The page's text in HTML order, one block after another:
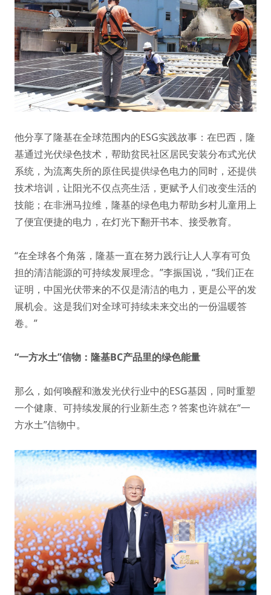
他分享了隆基在全球范围内的ESG实践故事：在巴西，隆
基通过光伏绿色技术，帮助贫民社区居民安装分布式光伏
系统，为流离失所的原住民提供绿色电力的同时，还提供
技术培训，让阳光不仅点亮生活，更赋予人们改变生活的
技能；在非洲马拉维，隆基的绿色电力帮助乡村儿童用上
了便宜便捷的电力，在灯光下翻开书本、接受教育。
“在全球各个角落，隆基一直在努力践行让人人享有可负
担的清洁能源的可持续发展理念。”李振国说，“我们正在
证明，中国光伏带来的不仅是清洁的电力，更是公平的发
展机会。这是我们对全球可持续未来交出的一份温暖答
卷。”
“一方水土”信物：隆基BC产品里的绿色能量
那么，如何唤醒和激发光伏行业中的ESG基因，同时重塑
一个健康、可持续发展的行业新生态？答案也许就在“一
方水土”信物中。